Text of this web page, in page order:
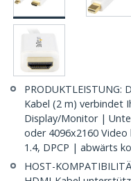
PRODUKTLEISTUNG:
Kabel (2 m) verbindet
Display/Monitor |
oder 4096x2160 Video
1.4, DPCP | abwärts
HOST-